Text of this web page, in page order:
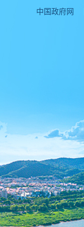
中国政府网